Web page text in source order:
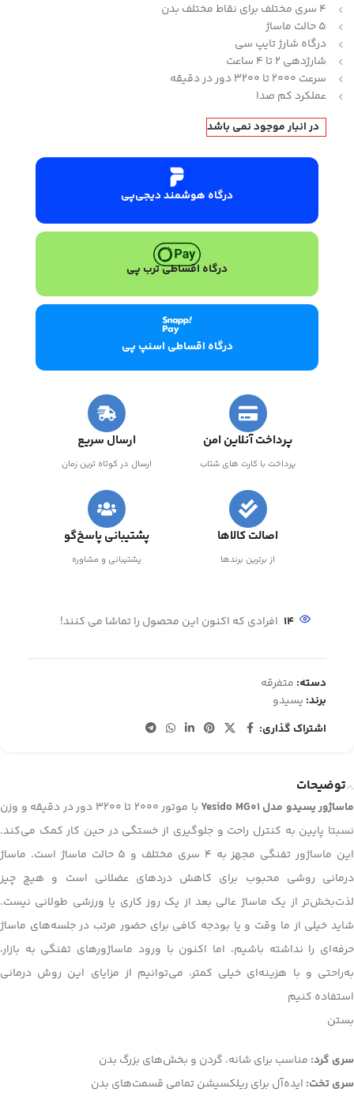
4 سری مختلف برای نقاط مختلف بدن
5 حالت ماساژ
درگاه شارژ تایپ سی
شارژدهی 2 تا 4 ساعت
سرعت 2000 تا 3200 دور در دقیقه
عملکرد کم صدا
در انبار موجود نمی باشد
درگاه هوشمند دیجی‌پی
درگاه اقساطی ترب پی
درگاه اقساطی اسنپ پی
پرداخت آنلاین امن
پرداخت با کارت های شتاب
ارسال سریع
ارسال در کوتاه ترین زمان
اصالت کالاها
از برترین برندها
پشتیبانی پاسخ‌گو
پشتیبانی و مشاوره
14 افرادی که اکنون این محصول را تماشا می کنند!
دسته: متفرقه
برند: یسیدو
اشتراک گذاری:
توضیحات
ماساژور یسیدو مدل Yesido MG01
با موتور 2000 تا 3200 دور در دقیقه و وزن
نسبتا پایین به کنترل راحت و جلوگیری از خستگی در حین کار کمک می‌کند.
این ماساژور تفنگی مجهز به 4 سری مختلف و 5 حالت ماساژ است. ماساژ
درمانی روشی محبوب برای کاهش درد‌های عضلانی است و هیچ‌ چیز
لذت‌بخش‌تر از یک ماساژ عالی بعد از یک روز کاری یا ورزشی طولانی نیست.
شاید خیلی از ما وقت و یا بودجه کافی برای حضور مرتب در جلسه‌های ماساژ
حرفه‌ای را نداشته باشیم، اما اکنون با ورود ماساژورهای تفنگی به بازار،
به‌راحتی و با هزینه‌ای خیلی کمتر، می‌توانیم از مزایای این روش درمانی
استفاده کنیم
بستن
سری گرد: مناسب برای شانه، گردن و بخش‌های بزرگ بدن
سری تخت: ایده‌آل برای ریلکسیشن تمامی قسمت‌های بدن